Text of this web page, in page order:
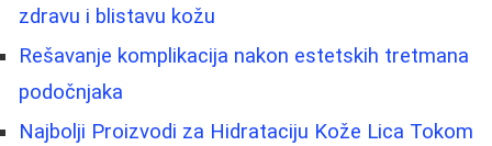
zdravu i blistavu kožu
Rešavanje komplikacija nakon estetskih tretmana
podočnjaka
Najbolji Proizvodi za Hidrataciju Kože Lica Tokom